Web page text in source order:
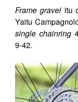
Frame gravel itu
Yaitu
single chainring
9-42.